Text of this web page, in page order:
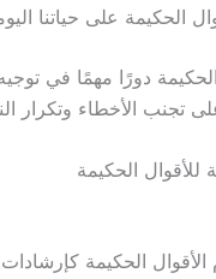
الحكيمة على حياتنا
دورًا مهمًا في
تجنب الأخطاء وتكرار
للأقوال الحكيمة
الأقوال الحكيمة